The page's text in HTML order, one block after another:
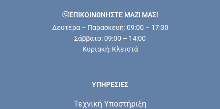
ΕΠΙΚΟΙΝΩΝΗΣΤΕ ΜΑΖΊ ΜΑΣ!
Δευτέρα – Παρασκευή: 09:00 – 17:30
Σάββατο: 09:00 – 14:00
Κυριακή: Κλειστά
ΥΠΗΡΕΣΊΕΣ
Τεχνική Υποστήριξη